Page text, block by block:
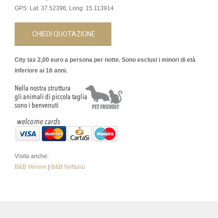
GPS: Lat: 37.52396, Long: 15.113914
CHIEDI QUOTAZIONE
City tax 2,00 euro a persona per notte. Sono esclusi i minori di età
inferiore ai 16 anni.
Visita anche:
B&B Venere
B&B Nettuno